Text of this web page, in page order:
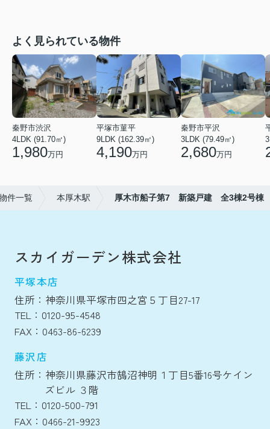
よく見られている物件
秦野市渋沢
4LDK (91.70㎡)
1,980万円
平塚市菫平
9LDK (162.39㎡)
4,190万円
秦野市平沢
3LDK (79.49㎡)
2,680万円
件一覧 本厚木駅 厚木市船子第7 新築戸建 全3棟2号棟
スカイガーデン株式会社
平塚本店
住所：神奈川県平塚市四之宮５丁目27-17
TEL：0120-95-4548
FAX：0463-86-6239
藤沢店
住所：神奈川県藤沢市鵠沼神明１丁目5番16号ケイン
ズビル ３階
TEL：0120-500-791
FAX：0466-21-9923